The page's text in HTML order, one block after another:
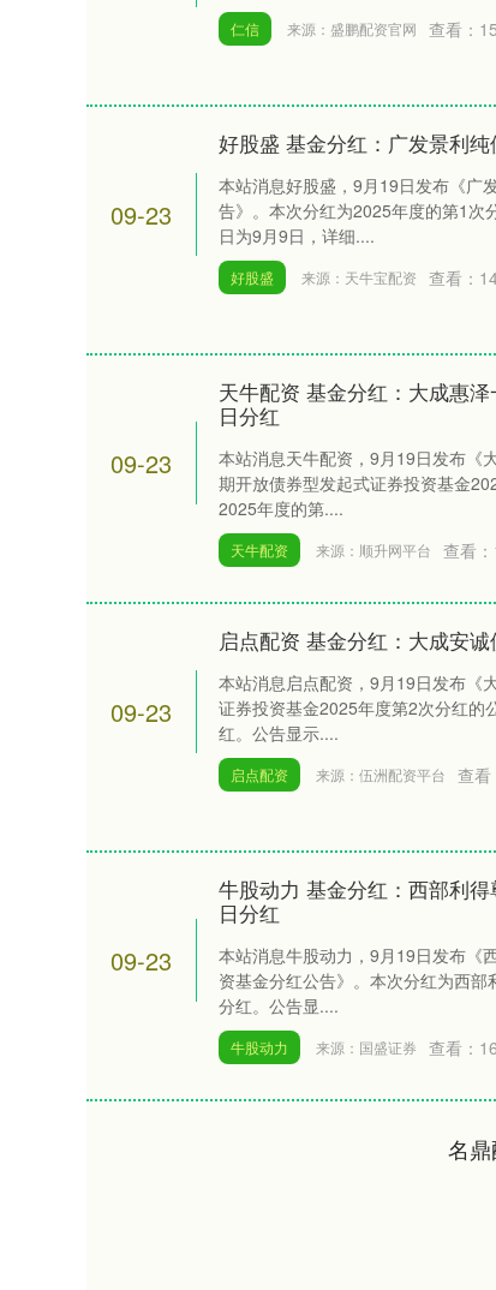
仁信 来源：盛鹏配资官网 查看：
09-23
好股盛 基金分红：广发景利
本站消息好股盛，9月19日发布《广
告》。本次分红为2025年度的第1次
日为9月9日，详细....
好股盛 来源：天牛宝配资 查看：
09-23
天牛配资 基金分红：大成惠
日分红
本站消息天牛配资，9月19日发布《
期开放债券型发起式证券投资基金
2025年度的第....
天牛配资 来源：顺升网平台 查看：
09-23
启点配资 基金分红：大成安
本站消息启点配资，9月19日发布《
证券投资基金2025年度第2次分红的
红。公告显示....
启点配资 来源：伍洲配资平台 查看
09-23
牛股动力 基金分红：西部利
日分红
本站消息牛股动力，9月19日发布《
资基金分红公告》。本次分红为西
分红。公告显....
牛股动力 来源：国盛证券 查看：
名